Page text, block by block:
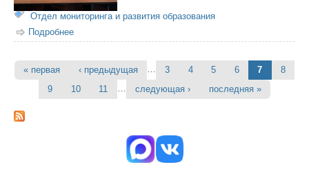
Отдел мониторинга и развития образования
Подробнее
награды Академии наук Якутии
Страницы
« первая ‹ предыдущая … 3 4 5 6 7
8
9
10 11 … следующая › последняя »